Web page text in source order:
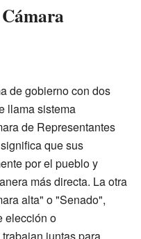
de gobierno con dos
llama sistema
de Representantes
que sus
por el pueblo y
más directa. La otra
alta" o "Senado",
elección o